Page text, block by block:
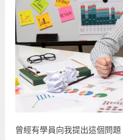
曾經有學員向我提出這個問